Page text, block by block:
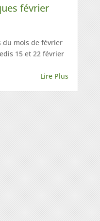
février
du mois de février
15 et 22 février
Lire Plus